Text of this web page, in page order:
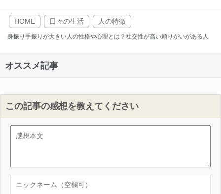
HOME 日々の生活 人の特徴
身振り手振りが大きい人の性格や心理とは？社交性が高い頼りがいがある人
オススメ記事
この記事の感想を教えてください